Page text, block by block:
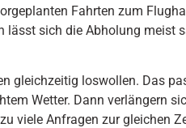
Fahrten zum
lässt sich die Abholung meist
gleichzeitig loswollen. Das
Wetter. Dann verlängern
viele Anfragen zur gleichen